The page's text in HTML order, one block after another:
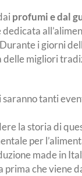
profumi e dal
i giorni
migliori
saranno tanti
la storia di
per
made in
che viene